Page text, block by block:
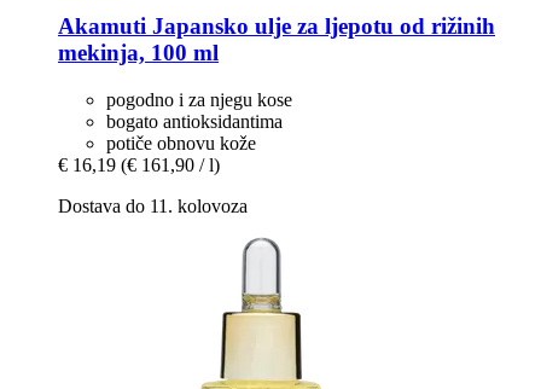
Akamuti Japansko ulje za ljepotu od rižinih
mekinja, 100 ml
pogodno i za njegu kose
bogato antioksidantima
potiče obnovu kože
€ 16,19 (€ 161,90 / l)
Dostava do 11. kolovoza